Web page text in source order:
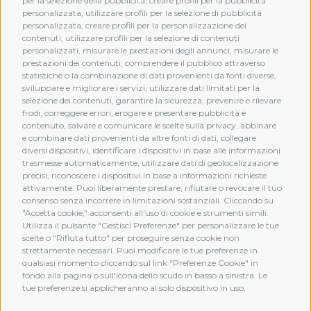
personalizzata, utilizzare profili per la selezione di pubblicità
personalizzata, creare profili per la personalizzazione dei
contenuti, utilizzare profili per la selezione di contenuti
personalizzati, misurare le prestazioni degli annunci, misurare le
prestazioni dei contenuti, comprendere il pubblico attraverso
statistiche o la combinazione di dati provenienti da fonti diverse,
sviluppare e migliorare i servizi, utilizzare dati limitati per la
selezione dei contenuti, garantire la sicurezza, prevenire e rilevare
frodi, correggere errori, erogare e presentare pubblicità e
contenuto, salvare e comunicare le scelte sulla privacy, abbinare
e combinare dati provenienti da altre fonti di dati, collegare
diversi dispositivi, identificare i dispositivi in base alle informazioni
trasmesse automaticamente, utilizzare dati di geolocalizzazione
precisi, riconoscere i dispositivi in base a informazioni richieste
attivamente. Puoi liberamente prestare, rifiutare o revocare il tuo
consenso senza incorrere in limitazioni sostanziali. Cliccando su
"Accetta cookie," acconsenti all'uso di cookie e strumenti simili.
Utilizza il pulsante "Gestisci Preferenze" per personalizzare le tue
scelte o "Rifiuta tutto" per proseguire senza cookie non
strettamente necessari. Puoi modificare le tue preferenze in
qualsiasi momento cliccando sul link "Preferenze Cookie" in
fondo alla pagina o sull'icona dello scudo in basso a sinistra. Le
tue preferenze si applicheranno al solo dispositivo in uso.
MEMBERSHIP